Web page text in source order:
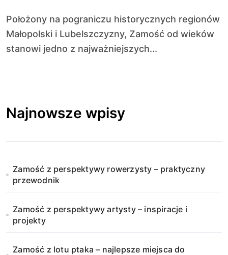
Położony na pograniczu historycznych regionów
Małopolski i Lubelszczyzny, Zamość od wieków
stanowi jedno z najważniejszych...
Najnowsze wpisy
Zamość z perspektywy rowerzysty – praktyczny
przewodnik
Zamość z perspektywy artysty – inspiracje i
projekty
Zamość z lotu ptaka – najlepsze miejsca do